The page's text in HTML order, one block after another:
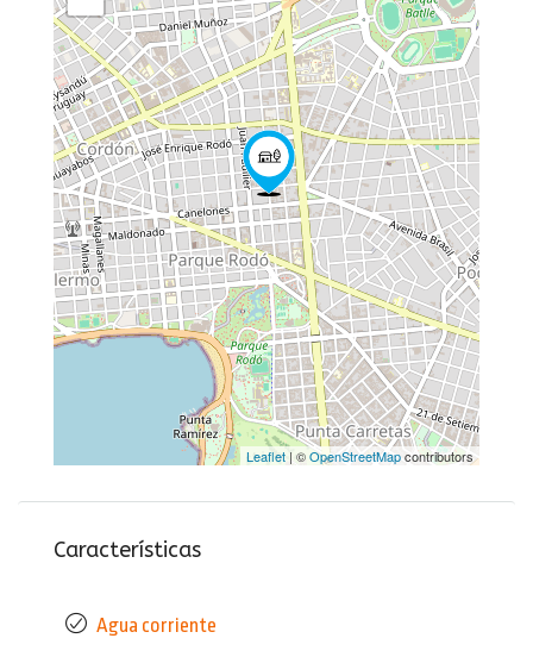
Leaflet | ©OpenStreetMapcontributors
Características
Agua corriente